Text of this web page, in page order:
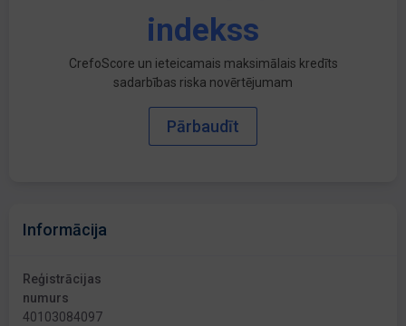
indekss
CrefoScore un ieteicamais maksimālais kredīts
sadarbības riska novērtējumam
Pārbaudīt
Informācija
Reģistrācijas
numurs
40103084097